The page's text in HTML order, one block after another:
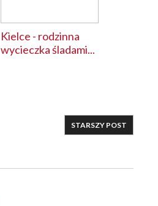
Kielce - rodzinna
wycieczka śladami...
STARSZY POST